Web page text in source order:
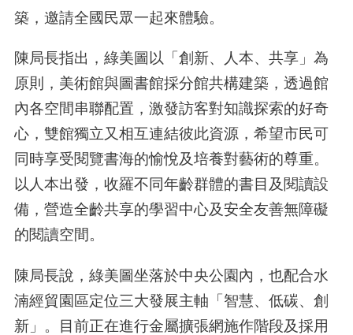
築，邀請全國民眾一起來體驗。
陳局長指出，綠美圖以「創新、人本、共享」為
原則，美術館與圖書館採分館共構建築，透過館
內各空間串聯配置，激發訪客對知識探索的好奇
心，雙館獨立又相互連結彼此資源，希望市民可
同時享受閱覽書海的愉悅及培養對藝術的尊重。
以人本出發，收羅不同年齡群體的書目及閱讀設
備，營造全齡共享的學習中心及安全友善無障礙
的閱讀空間。
陳局長說，綠美圖坐落於中央公園內，也配合水
湳經貿園區定位三大發展主軸「智慧、低碳、創
新」。目前正在進行金屬擴張網施作階段及採用